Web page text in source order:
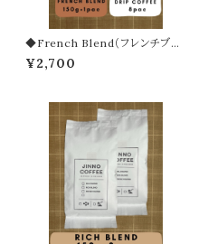
◆French Blend（フレンチブレ
ンド）150g ◆ドリップパック 8
袋
¥2,700